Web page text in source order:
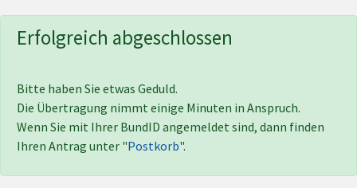
Erfolgreich abgeschlossen
Bitte haben Sie etwas Geduld.
Die Übertragung nimmt einige Minuten in Anspruch.
Wenn Sie mit Ihrer BundID angemeldet sind, dann finden
Ihren Antrag unter "Postkorb".